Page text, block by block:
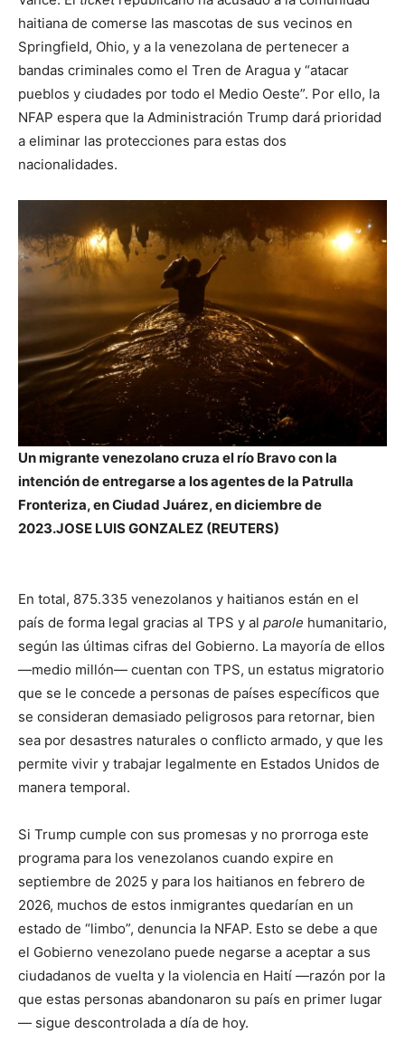
haitiana de comerse las mascotas de sus vecinos en
Springfield, Ohio, y a la venezolana de pertenecer a
bandas criminales como el Tren de Aragua y “atacar
pueblos y ciudades por todo el Medio Oeste”. Por ello, la
NFAP espera que la Administración Trump dará prioridad
a eliminar las protecciones para estas dos
nacionalidades.
Un migrante venezolano cruza el río Bravo con la
intención de entregarse a los agentes de la Patrulla
Fronteriza, en Ciudad Juárez, en diciembre de
2023.JOSE LUIS GONZALEZ (REUTERS)
En total, 875.335 venezolanos y haitianos están en el
país de forma legal gracias al TPS y al parole humanitario,
según las últimas cifras del Gobierno. La mayoría de ellos
—medio millón— cuentan con TPS, un estatus migratorio
que se le concede a personas de países específicos que
se consideran demasiado peligrosos para retornar, bien
sea por desastres naturales o conflicto armado, y que les
permite vivir y trabajar legalmente en Estados Unidos de
manera temporal.
Si Trump cumple con sus promesas y no prorroga este
programa para los venezolanos cuando expire en
septiembre de 2025 y para los haitianos en febrero de
2026, muchos de estos inmigrantes quedarían en un
estado de “limbo”, denuncia la NFAP. Esto se debe a que
el Gobierno venezolano puede negarse a aceptar a sus
ciudadanos de vuelta y la violencia en Haití —razón por la
que estas personas abandonaron su país en primer lugar
— sigue descontrolada a día de hoy.